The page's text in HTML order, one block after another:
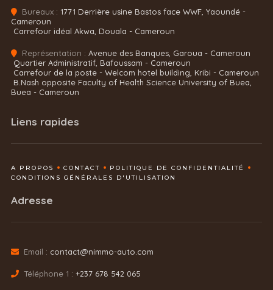
Bureaux : 1771 Derrière usine Bastos face WWF, Yaoundé -
Cameroun
Carrefour idéal Akwa, Douala - Cameroun
Représentation : Avenue des Banques, Garoua - Cameroun
Quartier Administratif, Bafoussam - Cameroun
Carrefour de la poste - Welcom hotel building, Kribi - Cameroun
B.Nash opposite Faculty of Health Science University of Buea,
Buea - Cameroun
Liens rapides
A PROPOS CONTACT
POLITIQUE DE CONFIDENTIALITÉ
CONDITIONS GÉNÉRALES D'UTILISATION
Adresse
Email : contact@nimmo-auto.com
Téléphone 1 : +237 678 542 065